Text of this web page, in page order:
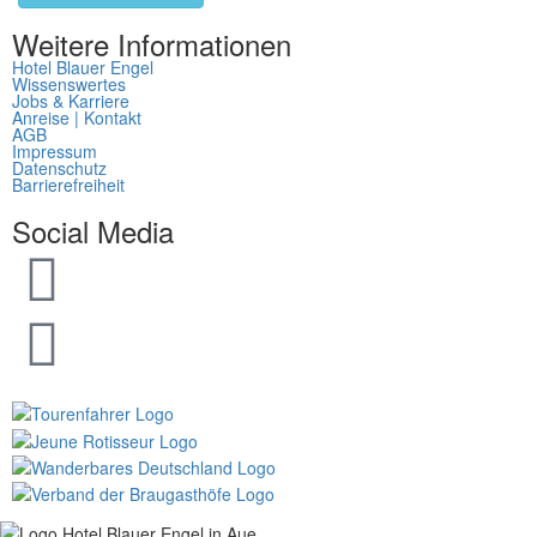
Weitere Informationen
Hotel Blauer Engel
Wissenswertes
Jobs & Karriere
Anreise | Kontakt
AGB
Impressum
Datenschutz
Barrierefreiheit
Social Media